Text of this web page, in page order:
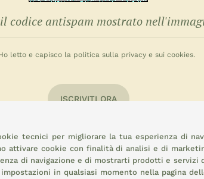
letto e capisco la politica sulla privacy e sui cookies.
ISCRIVITI ORA
tecnici per migliorare la tua esperienza di
attivare cookie con finalità di analisi e di
di navigazione e di mostrarti prodotti e servizi
in qualsiasi momento nella pagina